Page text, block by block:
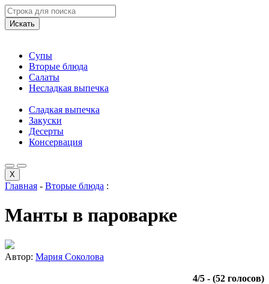
Искать
Супы
Вторые блюда
Салаты
Несладкая выпечка
Сладкая выпечка
Закуски
Десерты
Консервация
X
Главная - Вторые блюда :
Манты в пароварке
Автор: Мария Соколова
4/5 - (52 голосов)